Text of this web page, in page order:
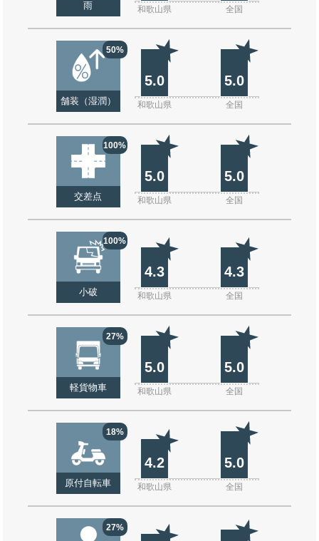
雨 和歌山県 全国
50%
舗装（湿潤）
5.0 5.0
和歌山県 全国
100%
交差点
5.0 5.0
和歌山県 全国
100%
小破
4.3 4.3
和歌山県 全国
27%
軽貨物車
5.0 5.0
和歌山県 全国
18%
原付自転車
4.2 5.0
和歌山県 全国
27%